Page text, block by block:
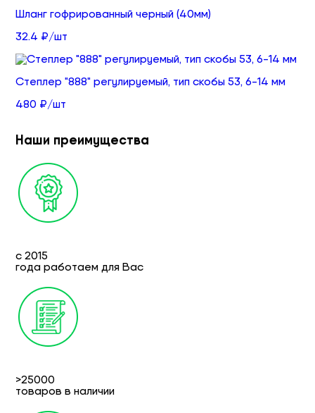
Шланг гофрированный черный (40мм)
32.4 ₽/шт
Степлер "888" регулируемый, тип скобы 53, 6-14 мм
480 ₽/шт
Наши преимущества
с 2015
года работаем для Вас
>25000
товаров в наличии